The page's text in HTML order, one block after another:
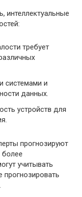
интеллектуальные
требует
системами и
данных.
устройств для
прогнозируют
более
учитывать